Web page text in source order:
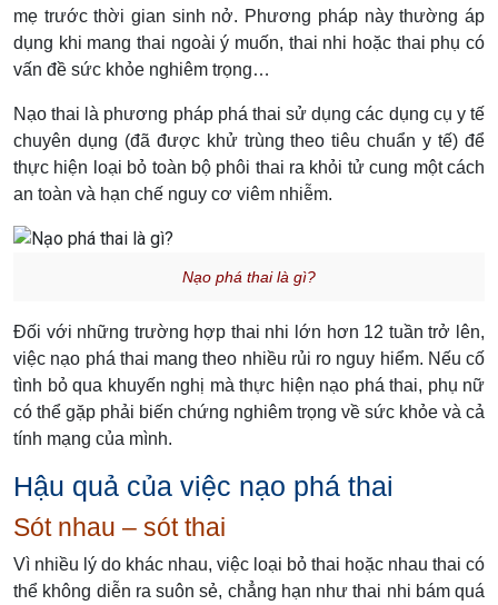
mẹ trước thời gian sinh nở. Phương pháp này thường áp
dụng khi mang thai ngoài ý muốn, thai nhi hoặc thai phụ có
vấn đề sức khỏe nghiêm trọng…
Nạo thai là phương pháp phá thai sử dụng các dụng cụ y tế
chuyên dụng (đã được khử trùng theo tiêu chuẩn y tế) để
thực hiện loại bỏ toàn bộ phôi thai ra khỏi tử cung một cách
an toàn và hạn chế nguy cơ viêm nhiễm.
Nạo phá thai là gì?
Đối với những trường hợp thai nhi lớn hơn 12 tuần trở lên,
việc nạo phá thai mang theo nhiều rủi ro nguy hiểm. Nếu cố
tình bỏ qua khuyến nghị mà thực hiện nạo phá thai, phụ nữ
có thể gặp phải biến chứng nghiêm trọng về sức khỏe và cả
tính mạng của mình.
Hậu quả của việc nạo phá thai
Sót nhau – sót thai
Vì nhiều lý do khác nhau, việc loại bỏ thai hoặc nhau thai có
thể không diễn ra suôn sẻ, chẳng hạn như thai nhi bám quá